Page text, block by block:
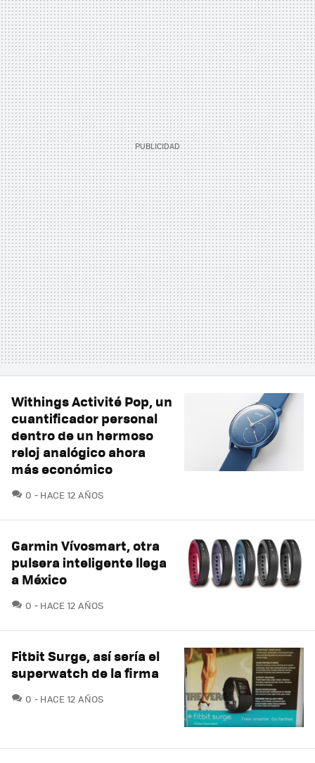
Withings Activité Pop, un
cuantificador personal
dentro de un hermoso
reloj analógico ahora
más económico
0 COMENTARIOS
HACE 12 AÑOS
Garmin Vívosmart, otra
pulsera inteligente llega
a México
0 COMENTARIOS
HACE 12 AÑOS
Fitbit Surge, así sería el
superwatch de la firma
0 COMENTARIOS
HACE 12 AÑOS